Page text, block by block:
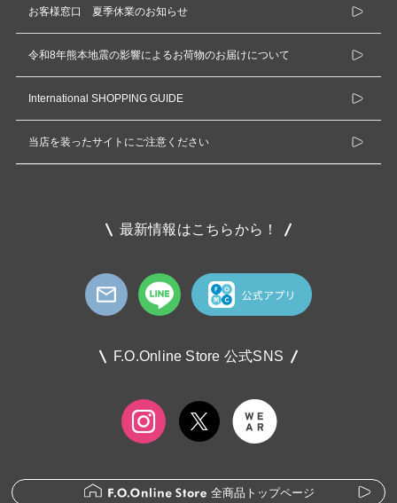
お客様窓口 夏季休業のお知らせ
令和8年熊本地震の影響によるお荷物のお届けについて
International SHOPPING GUIDE
当店を装ったサイトにご注意ください
最新情報はこちらから！
F.O.Online Store 公式SNS
全商品トップページ